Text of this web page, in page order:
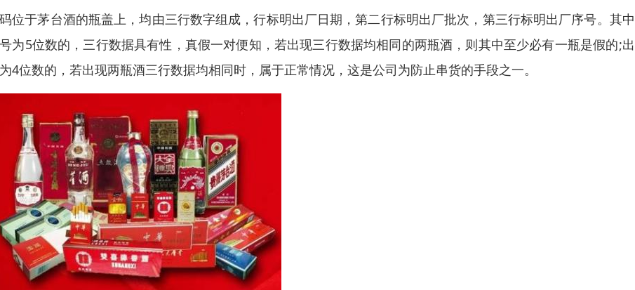
位于茅台酒的瓶盖上，均由三行数字组成，行标明出厂日期，第二行标明出厂批次，第三行标明出厂序号。其
为5位数的，三行数据具有性 ，真假一对便知，若出现三行数据均相同的两瓶酒，则其中至少必有一瓶是假的;
4位数的，若出现两瓶酒三行数据均相同时，属于正常情况，这是公司为防止串货的手段之一。